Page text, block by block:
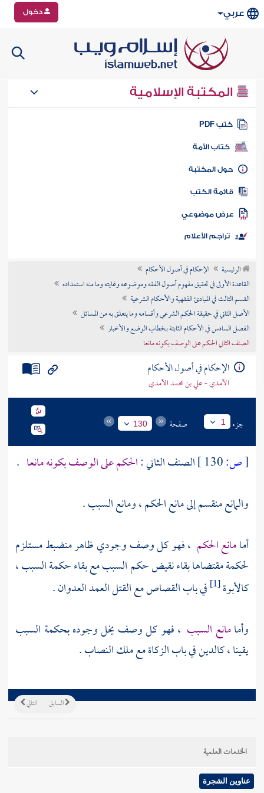
عربي دخول
المكتبة الإسلامية
كتب PDF
كتاب الأمة
المكتبة
الكتب
موضوعي
تراجم الأعلام
الرئيسية
الإحكام في أصول الأحكام
القاعدة الأولى في تحقيق مفهوم أصول الفقه وموضوعه وغايته وما منه استمداده
القسم الثالث في المبادئ الفقهية والأحكام الشرعية
الأصل الثاني في حقيقة الحكم الشرعي وأقسامه وما يتعلق به من المسائل
الفصل السادس في الأحكام الثابتة بخطاب الوضع والأخبار
الصنف الثاني الحكم على الوصف بكونه مانعا
الإحكام في أصول الأحكام
الآمدي - علي بن محمد الآمدي
جزء 1 صفحة 130
[ص: الصنف الثاني :الحكم على الوصف بكونه مانعا .
والمانع منقسم إلى مانع الحكم ، ومانع السبب .
أمامانع الحكم ، فهو كل وصف وجودي ظاهر منضبط مستلزم
لحكمة مقتضاها بقاء نقيض حكم السبب مع بقاء حكمة السبب ،
كالأبوة[1]
في باب القصاص مع القتل العمد العدوان .
وأمامانع السبب ، فهو كل وصف يخل وجوده بحكمة السبب
يقينا ، كالدين في باب الزكاة مع ملك النصاب .
التالي السابق
الخدمات العلمية
عناوين الشجرة